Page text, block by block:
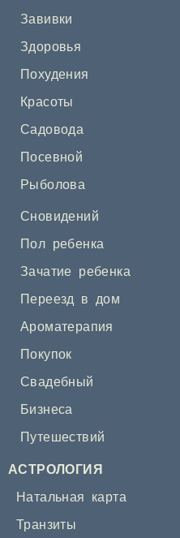
Завивки
Здоровья
Похудения
Красоты
Садовода
Посевной
Рыболова
Сновидений
Пол ребенка
Зачатие ребенка
Переезд в дом
Ароматерапия
Покупок
Свадебный
Бизнеса
Путешествий
АСТРОЛОГИЯ
Натальная карта
Транзиты